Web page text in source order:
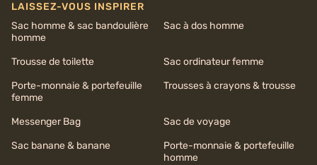
LAISSEZ-VOUS INSPIRER
Sac homme & sac bandoulière
homme
Sac à dos homme
Trousse de toilette
Sac ordinateur femme
Porte-monnaie & portefeuille
femme
Trousses à crayons & trousse
Messenger Bag
Sac de voyage
Sac banane & banane
Porte-monnaie & portefeuille
homme